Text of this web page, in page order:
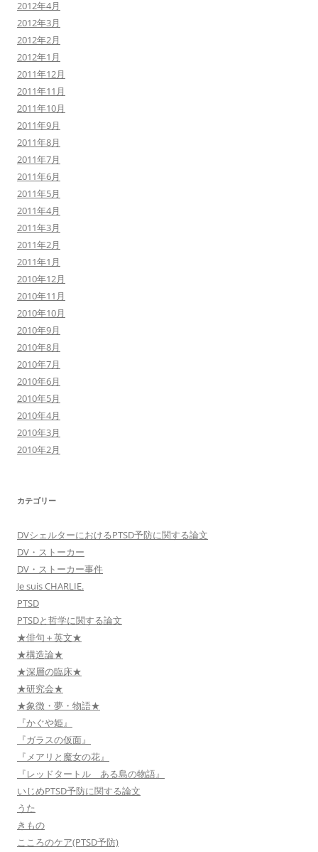
2012年4月
2012年3月
2012年2月
2012年1月
2011年12月
2011年11月
2011年10月
2011年9月
2011年8月
2011年7月
2011年6月
2011年5月
2011年4月
2011年3月
2011年2月
2011年1月
2010年12月
2010年11月
2010年10月
2010年9月
2010年8月
2010年7月
2010年6月
2010年5月
2010年4月
2010年3月
2010年2月
カテゴリー
DVシェルターにおけるPTSD予防に関する論文
DV・ストーカー
DV・ストーカー事件
Je suis CHARLIE.
PTSD
PTSDと哲学に関する論文
★俳句＋英文★
★構造論★
★深層の臨床★
★研究会★
★象徴・夢・物語★
『かぐや姫』
『ガラスの仮面』
『メアリと魔女の花』
『レッドタートル ある島の物語』
いじめPTSD予防に関する論文
うた
きもの
こころのケア(PTSD予防)